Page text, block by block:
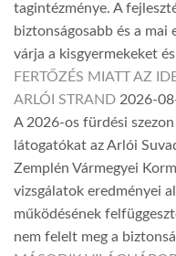
tagintézménye. A
biztonságosabb és a
várja a kisgyermekeket
FERTŐZÉS MIATT AZ
ARLÓI STRAND 2026-
A 2026-os fürdési
látogatókat az Arlói
Zemplén Vármegyei
vizsgálatok eredményei
működésének
nem felelt meg a